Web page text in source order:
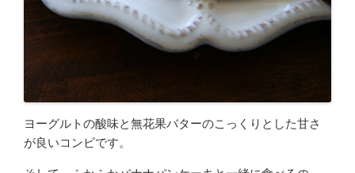
ヨーグルトの酸味と無花果バターのこっくりとした甘さ
が良いコンビです。